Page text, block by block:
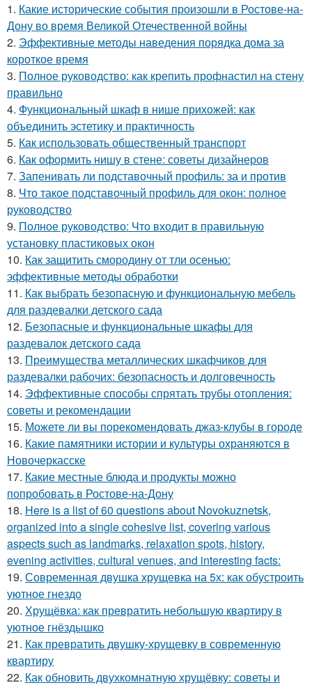
1. Какие исторические события произошли в Ростове-на-
Дону во время Великой Отечественной войны
2. Эффективные методы наведения порядка дома за
короткое время
3. Полное руководство: как крепить профнастил на стену
правильно
4. Функциональный шкаф в нише прихожей: как
объединить эстетику и практичность
5. Как использовать общественный транспорт
6. Как оформить нишу в стене: советы дизайнеров
7. Запенивать ли подставочный профиль: за и против
8. Что такое подставочный профиль для окон: полное
руководство
9. Полное руководство: Что входит в правильную
установку пластиковых окон
10. Как защитить смородину от тли осенью:
эффективные методы обработки
11. Как выбрать безопасную и функциональную мебель
для раздевалки детского сада
12. Безопасные и функциональные шкафы для
раздевалок детского сада
13. Преимущества металлических шкафчиков для
раздевалки рабочих: безопасность и долговечность
14. Эффективные способы спрятать трубы отопления:
советы и рекомендации
15. Можете ли вы порекомендовать джаз-клубы в городе
16. Какие памятники истории и культуры охраняются в
Новочеркасске
17. Какие местные блюда и продукты можно
попробовать в Ростове-на-Дону
18. Here is a list of 60 questions about Novokuznetsk,
organized into a single cohesive list, covering various
aspects such as landmarks, relaxation spots, history,
evening activities, cultural venues, and interesting facts:
19. Современная двушка хрущевка на 5х: как обустроить
уютное гнездо
20. Хрущёвка: как превратить небольшую квартиру в
уютное гнёздышко
21. Как превратить двушку-хрущевку в современную
квартиру
22. Как обновить двухкомнатную хрущёвку: советы и